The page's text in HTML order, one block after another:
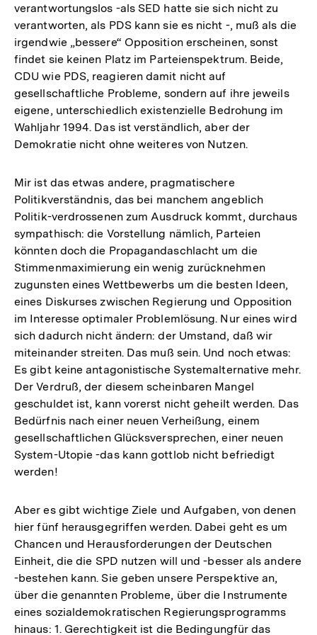
verantwortungslos -als SED hatte sie sich nicht zu
verantworten, als PDS kann sie es nicht -, muß als die
irgendwie „bessere“ Opposition erscheinen, sonst
findet sie keinen Platz im Parteienspektrum. Beide,
CDU wie PDS, reagieren damit nicht auf
gesellschaftliche Probleme, sondern auf ihre jeweils
eigene, unterschiedlich existenzielle Bedrohung im
Wahljahr 1994. Das ist verständlich, aber der
Demokratie nicht ohne weiteres von Nutzen.
Mir ist das etwas andere, pragmatischere
Politikverständnis, das bei manchem angeblich
Politik-verdrossenen zum Ausdruck kommt, durchaus
sympathisch: die Vorstellung nämlich, Parteien
könnten doch die Propagandaschlacht um die
Stimmenmaximierung ein wenig zurücknehmen
zugunsten eines Wettbewerbs um die besten Ideen,
eines Diskurses zwischen Regierung und Opposition
im Interesse optimaler Problemlösung. Nur eines wird
sich dadurch nicht ändern: der Umstand, daß wir
miteinander streiten. Das muß sein. Und noch etwas:
Es gibt keine antagonistische Systemalternative mehr.
Der Verdruß, der diesem scheinbaren Mangel
geschuldet ist, kann vorerst nicht geheilt werden. Das
Bedürfnis nach einer neuen Verheißung, einem
gesellschaftlichen Glücksversprechen, einer neuen
System-Utopie -das kann gottlob nicht befriedigt
werden!
Aber es gibt wichtige Ziele und Aufgaben, von denen
hier fünf herausgegriffen werden. Dabei geht es um
Chancen und Herausforderungen der Deutschen
Einheit, die die SPD nutzen will und -besser als andere
-bestehen kann. Sie geben unsere Perspektive an,
über die genannten Probleme, über die Instrumente
eines sozialdemokratischen Regierungsprogramms
hinaus: 1. Gerechtigkeit ist die Bedingungfür das